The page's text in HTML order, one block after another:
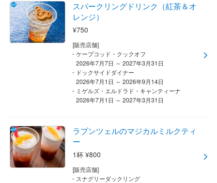
スパークリングドリンク（紅茶＆オ
レンジ）
¥750
[販売店舗]
ケープコッド・クックオフ
2026年7月7日 ～ 2027年3月31日
ドックサイドダイナー
2026年7月1日 ～ 2026年9月14日
ミゲルズ・エルドラド・キャンティーナ
2026年7月1日 ～ 2027年3月31日
ラプンツェルのマジカルミルクティ
ー
1杯 ¥800
[販売店舗]
スナグリーダックリング